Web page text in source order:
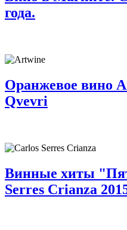
года.
Оранжевое вино
Qvevri
Винные хиты
Serres Crianza